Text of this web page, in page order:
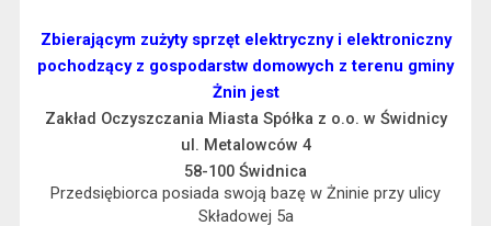
Zbierającym zużyty sprzęt elektryczny i elektroniczny
pochodzący z gospodarstw domowych z terenu gminy
Żnin jest
Zakład Oczyszczania Miasta Spółka z o.o. w Świdnicy
ul. Metalowców 4
58-100 Świdnica
Przedsiębiorca posiada swoją bazę w Żninie przy ulicy
Składowej 5a